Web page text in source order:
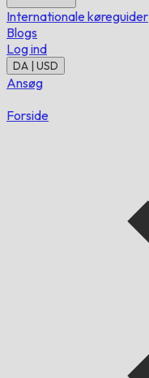
Internationale køreguider
Blogs
Log ind
DA | USD
Ansøg
Forside